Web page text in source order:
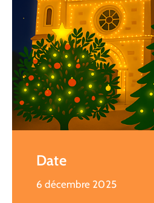
Date
6 décembre 2025